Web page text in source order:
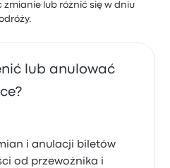
lub różnić się w dniu
lub anulować
i anulacji biletów
od przewoźnika i